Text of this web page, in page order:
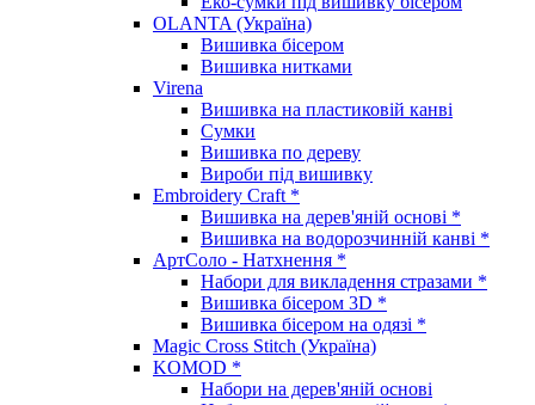
OLANTA (Україна)
Вишивка бісером
Вишивка нитками
Virena
Вишивка на пластиковій канві
Сумки
Вишивка по дереву
Вироби під вишивку
Embroidery Craft *
Вишивка на дерев'яній основі *
Вишивка на водорозчинній канві *
АртСоло - Натхнення *
Набори для викладення стразами *
Вишивка бісером 3D *
Вишивка бісером на одязі *
Magic Cross Stitch (Україна)
KOMOD *
Набори на дерев'яній основі